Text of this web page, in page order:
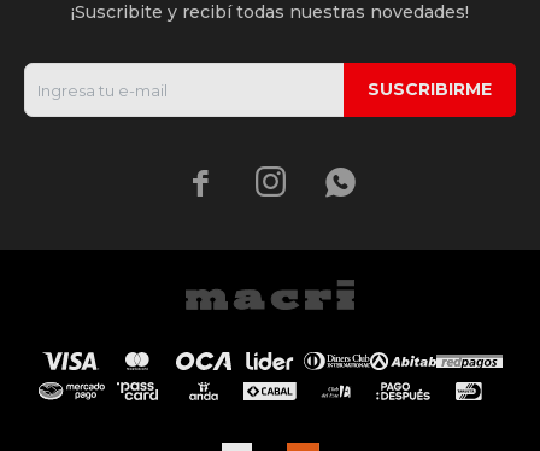
¡Suscribite y recibí todas nuestras novedades!
SUSCRIBIRME
  